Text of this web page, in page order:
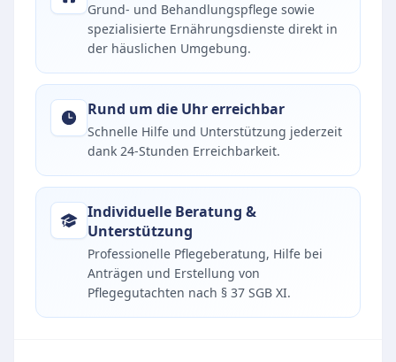
Grund- und Behandlungspflege sowie
spezialisierte Ernährungsdienste direkt in
der häuslichen Umgebung.
Rund um die Uhr erreichbar
Schnelle Hilfe und Unterstützung jederzeit
dank 24-Stunden Erreichbarkeit.
Individuelle Beratung &
Unterstützung
Professionelle Pflegeberatung, Hilfe bei
Anträgen und Erstellung von
Pflegegutachten nach § 37 SGB XI.